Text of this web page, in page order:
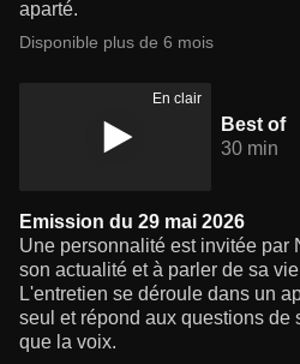
aparté.
Disponible plus de 6 mois
En clair
Best of
30 min
Emission du 29 mai 2026
Une personnalité est invitée par
son actualité et à parler de sa
L'entretien se déroule dans un
seul et répond aux questions de
que la voix.